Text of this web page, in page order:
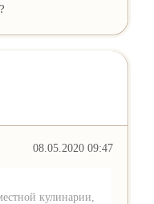
08.05.2020 09:47
кулинарии,